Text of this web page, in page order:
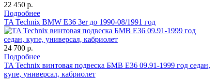
22 450 р.
Подробнее
TA Technix BMW E36 3er до 1990-08/1991 год
24 700 р.
Подробнее
TA Technix винтовая подвеска БМВ E36 09.91-1999 год седан,
купе, универсал, кабриолет